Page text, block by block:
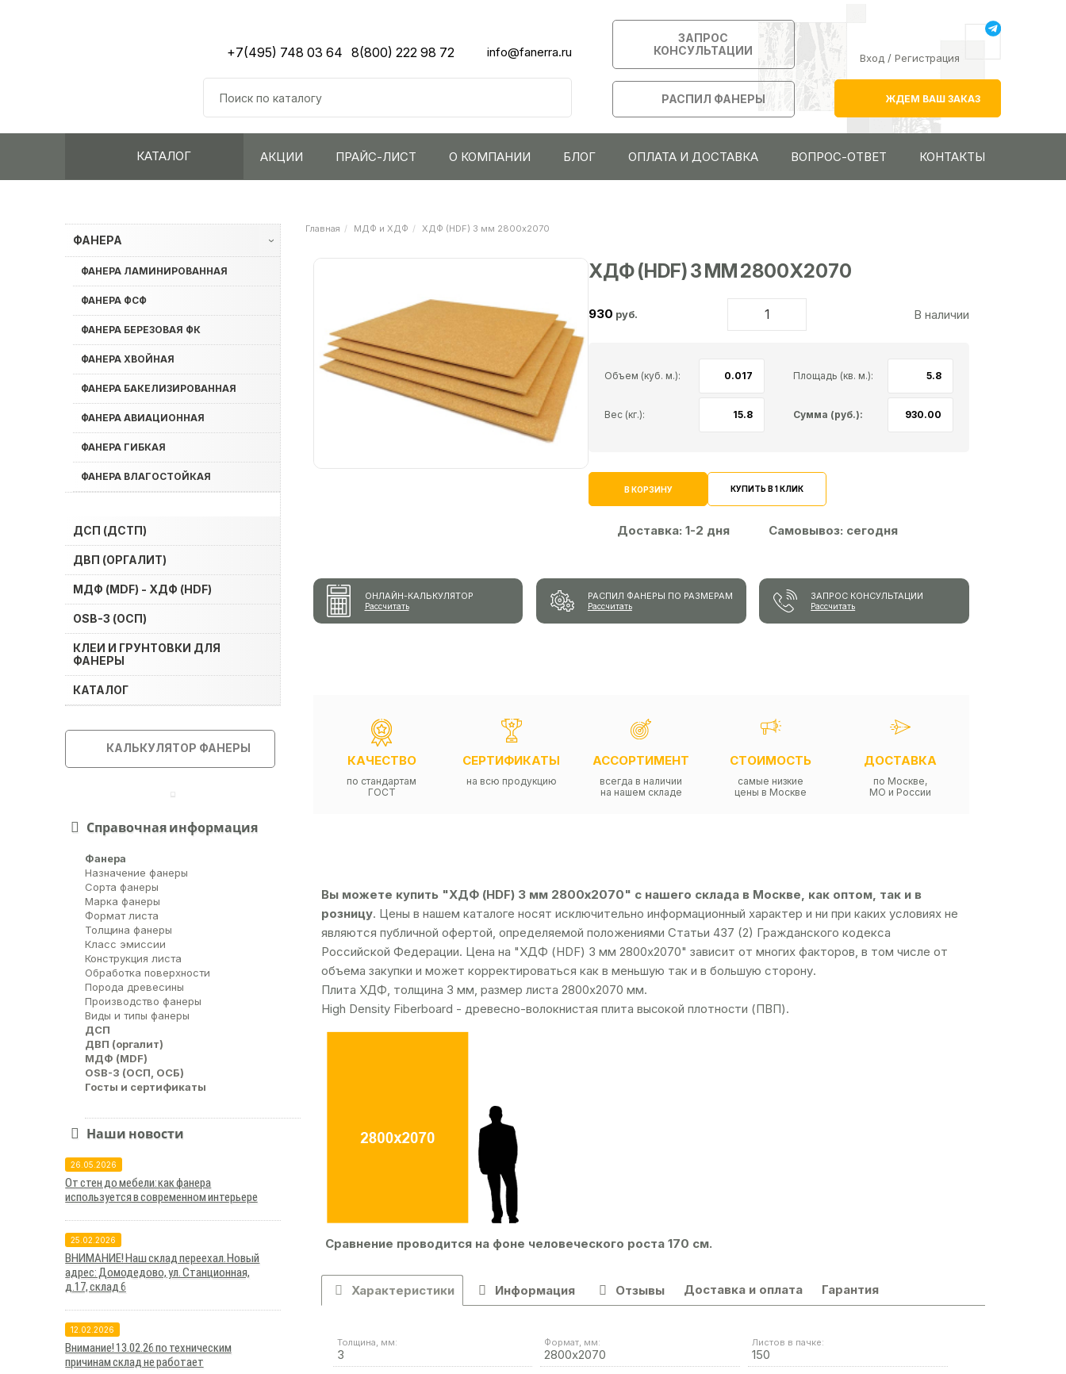
+7(495) 748 03 64 8(800) 222 98 72 info@fanerra.ru
ЗАПРОС
КОНСУЛЬТАЦИИ
РАСПИЛ ФАНЕРЫ
Вход / Регистрация
ЖДЕМ ВАШ ЗАКАЗ
КАТАЛОГ АКЦИИ ПРАЙС-ЛИСТ О КОМПАНИИ БЛОГ ОПЛАТА И ДОСТАВКА ВОПРОС-ОТВЕТ КОНТАКТЫ
ФАНЕРА ›
ФАНЕРА ЛАМИНИРОВАННАЯ
ФАНЕРА ФСФ
ФАНЕРА БЕРЕЗОВАЯ ФК
ФАНЕРА ХВОЙНАЯ
ФАНЕРА БАКЕЛИЗИРОВАННАЯ
ФАНЕРА АВИАЦИОННАЯ
ФАНЕРА ГИБКАЯ
ФАНЕРА ВЛАГОСТОЙКАЯ
ДСП (ДСТП)
ДВП (ОРГАЛИТ)
МДФ (MDF) - ХДФ (HDF)
OSB-3 (ОСП)
КЛЕИ И ГРУНТОВКИ ДЛЯ
ФАНЕРЫ
КАТАЛОГ
КАЛЬКУЛЯТОР ФАНЕРЫ
Справочная информация
Фанера
Назначение фанеры
Сорта фанеры
Марка фанеры
Формат листа
Толщина фанеры
Класс эмиссии
Конструкция листа
Обработка поверхности
Порода древесины
Производство фанеры
Виды и типы фанеры
ДСП
ДВП (оргалит)
МДФ (MDF)
OSB-3 (ОСП, ОСБ)
Госты и сертификаты
Наши новости
26.05.2026
От стен до мебели: как фанера
используется в современном интерьере
25.02.2026
ВНИМАНИЕ! Наш склад переехал. Новый
адрес: Домодедово, ул. Станционная,
д.17, склад 6
12.02.2026
Внимание! 13.02.26 по техническим
причинам склад не работает
Главная МДФ и ХДФ ХДФ (HDF) 3 мм 2800х2070
ХДФ (HDF) 3 ММ 2800Х2070
930 руб. В наличии
Объем (куб. м.): Площадь (кв. м.):
Вес (кг.): Сумма (руб.):
В КОРЗИНУ КУПИТЬ В 1 КЛИК
Доставка:1-2 дня Самовывоз: сегодня
ОНЛАЙН-КАЛЬКУЛЯТОР
Рассчитать
РАСПИЛ ФАНЕРЫ ПО РАЗМЕРАМ
Рассчитать
ЗАПРОС КОНСУЛЬТАЦИИ
Рассчитать
КАЧЕСТВО
по стандартам
ГОСТ
СЕРТИФИКАТЫ
на всю продукцию
АССОРТИМЕНТ
всегда в наличии
на нашем складе
СТОИМОСТЬ
самые низкие
цены в Москве
ДОСТАВКА
по Москве,
МО и России
Вы можете купить "ХДФ (HDF) 3 мм 2800х2070" с нашего склада в Москве, как оптом, так и в
розницу. Цены в нашем каталоге носят исключительно информационный характер и ни при каких условиях не
являются публичной офертой, определяемой положениями Статьи 437 (2) Гражданского кодекса
Российской Федерации. Цена на "ХДФ (HDF) 3 мм 2800х2070" зависит от многих факторов, в том числе от
объема закупки и может корректироваться как в меньшую так и в большую сторону.
Плита ХДФ, толщина 3 мм, размер листа 2800х2070 мм.
High Dеnsity Fibеrbоаrd - древесно-волокнистая плита высокой плотности (ПВП).
Сравнение проводится на фоне человеческого роста 170 см.
Характеристики Информация Отзывы Доставка и оплата Гарантия
Толщина, мм:
3
Формат, мм:
2800х2070
Листов в пачке:
150